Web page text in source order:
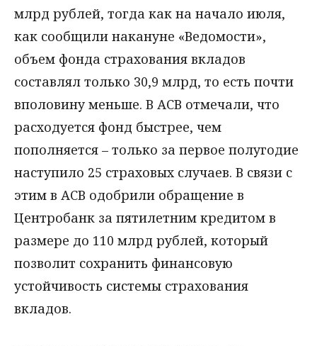
млрд рублей, тогда как на начало июля,
как сообщили накануне «Ведомости»,
объем фонда страхования вкладов
составлял только 30,9 млрд, то есть почти
вполовину меньше. В АСВ отмечали, что
расходуется фонд быстрее, чем
пополняется – только за первое полугодие
наступило 25 страховых случаев. В связи с
этим в АСВ одобрили обращение в
Центробанк за пятилетним кредитом в
размере до 110 млрд рублей, который
позволит сохранить финансовую
устойчивость системы страхования
вкладов.